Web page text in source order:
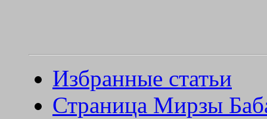
Избранные статьи
Страница Мирзы